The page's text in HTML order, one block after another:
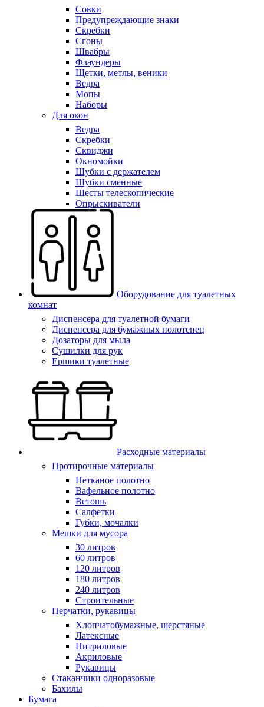
Совки
Предупреждающие знаки
Скребки
Сгоны
Швабры
Флаундеры
Щетки, метлы, веники
Ведра
Мопы
Наборы
Для окон
Ведра
Скребки
Сквиджи
Окномойки
Шубки с держателем
Шубки сменные
Шесты телескопические
Опрыскиватели
Оборудование для туалетных
комнат
Диспенсера для туалетной бумаги
Диспенсера для бумажных полотенец
Дозаторы для мыла
Сушилки для рук
Ершики туалетные
Расходные материалы
Протирочные материалы
Нетканое полотно
Вафельное полотно
Ветошь
Салфетки
Губки, мочалки
Мешки для мусора
30 литров
60 литров
120 литров
180 литров
240 литров
Строительные
Перчатки, рукавицы
Хлопчатобумажные, шерстяные
Латексные
Нитриловые
Акриловые
Рукавицы
Стаканчики одноразовые
Бахилы
Бумага